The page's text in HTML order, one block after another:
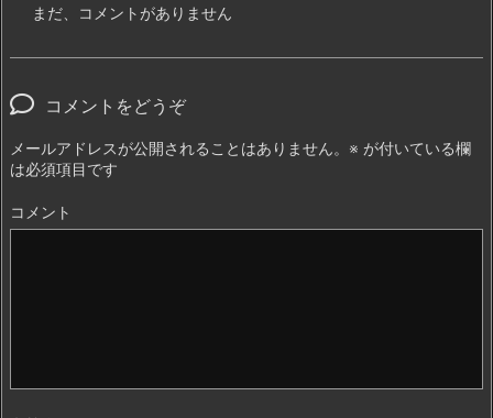
まだ、コメントがありません
コメントをどうぞ
メールアドレスが公開されることはありません。 ※ が付いている欄
は必須項目です
コメント